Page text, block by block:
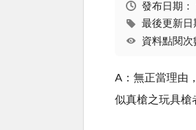
發布日期：
最後更新
資料點閱
A：無正當理由
似真槍之玩具槍